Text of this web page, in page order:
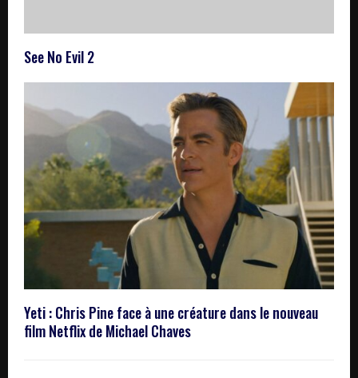
See No Evil 2
Yeti : Chris Pine face à une créature dans le nouveau
film Netflix de Michael Chaves